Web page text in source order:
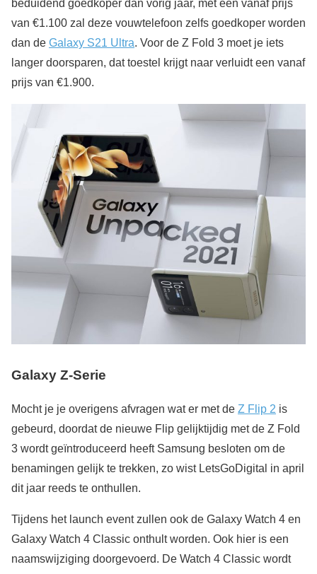
beduidend goedkoper dan vorig jaar, met een vanaf prijs
van €1.100 zal deze vouwtelefoon zelfs goedkoper worden
dan de Galaxy S21 Ultra. Voor de Z Fold 3 moet je iets
langer doorsparen, dat toestel krijgt naar verluidt een vanaf
prijs van €1.900.
Galaxy Z-Serie
Mocht je je overigens afvragen wat er met de Z Flip 2 is
gebeurd, doordat de nieuwe Flip gelijktijdig met de Z Fold
3 wordt geïntroduceerd heeft Samsung besloten om de
benamingen gelijk te trekken, zo wist LetsGoDigital in april
dit jaar reeds te onthullen.
Tijdens het launch event zullen ook de Galaxy Watch 4 en
Galaxy Watch 4 Classic onthult worden. Ook hier is een
naamswijziging doorgevoerd. De Watch 4 Classic wordt